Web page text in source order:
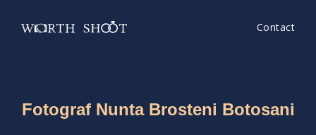
Contact
Fotograf Nunta Brosteni Botosani